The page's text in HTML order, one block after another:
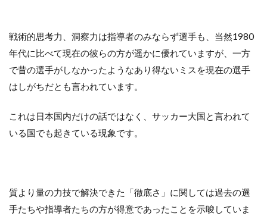
戦術的思考力、洞察力は指導者のみならず選手も、当然1980
年代に比べて現在の彼らの方が遥かに優れていますが、一方
で昔の選手がしなかったようなあり得ないミスを現在の選手
はしがちだとも言われています。
これは日本国内だけの話ではなく、サッカー大国と言われて
いる国でも起きている現象です。
質より量の力技で解決できた「徹底さ」に関しては過去の選
手たちや指導者たちの方が得意であったことを示唆していま